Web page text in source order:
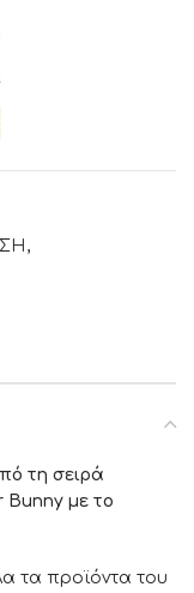
,
τη σειρά
Bunny με το
τα προϊόντα του